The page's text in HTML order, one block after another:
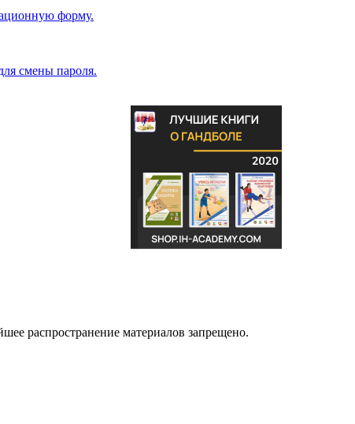
форму.
смены пароля.
распространение материалов запрещено.